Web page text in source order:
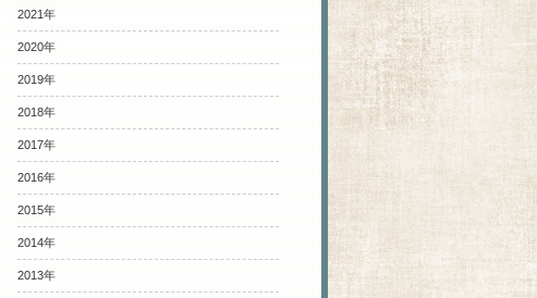
2021年
2020年
2019年
2018年
2017年
2016年
2015年
2014年
2013年